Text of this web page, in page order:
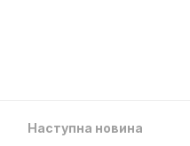
Наступна новина